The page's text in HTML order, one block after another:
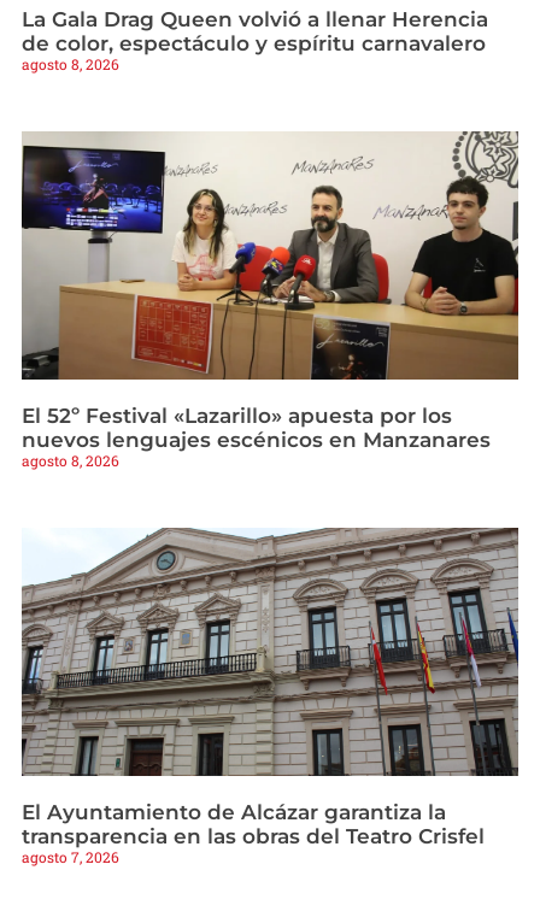
La Gala Drag Queen volvió a llenar Herencia
de color, espectáculo y espíritu carnavalero
agosto 8, 2026
El 52º Festival «Lazarillo» apuesta por los
nuevos lenguajes escénicos en Manzanares
agosto 8, 2026
El Ayuntamiento de Alcázar garantiza la
transparencia en las obras del Teatro Crisfel
agosto 7, 2026